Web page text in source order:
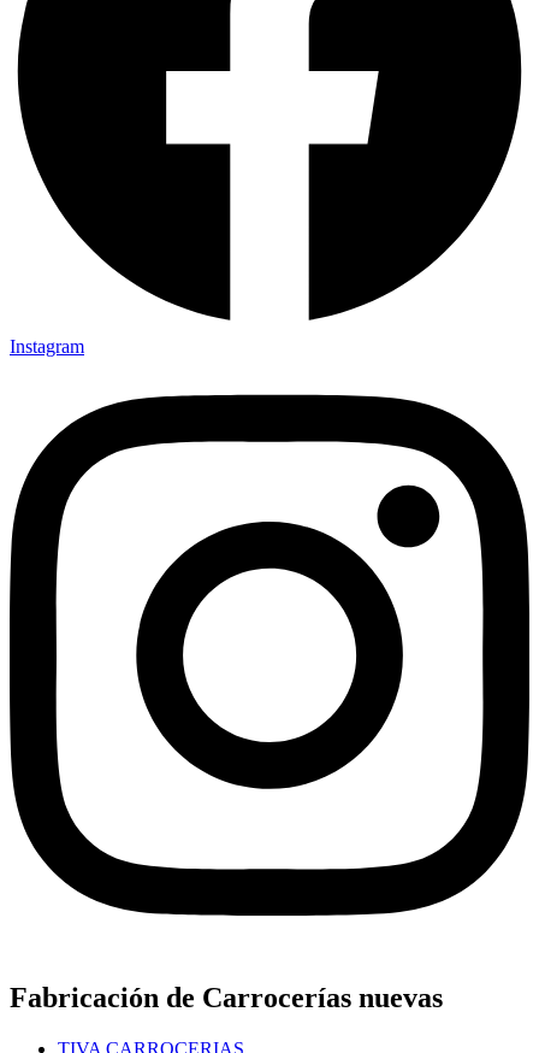
Instagram
Fabricación de Carrocerías nuevas
TIVA CARROCERIAS